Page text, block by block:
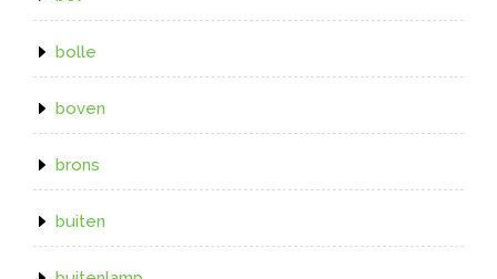
bolle
boven
brons
buiten